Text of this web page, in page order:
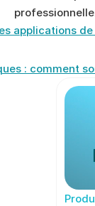
applications
: comment